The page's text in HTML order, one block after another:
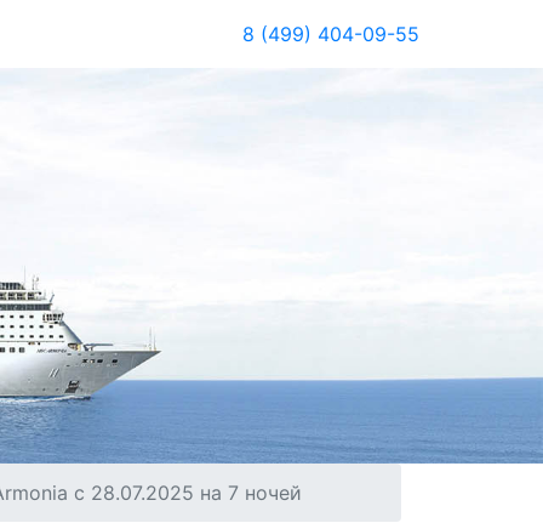
8 (499) 404-09-55
с 28.07.2025 на 7 ночей